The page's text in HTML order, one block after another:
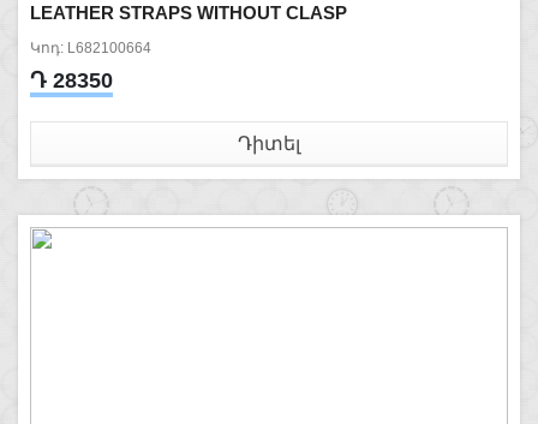
LEATHER STRAPS WITHOUT CLASP
Կոդ: L682100664
Դ 28350
Դիտել